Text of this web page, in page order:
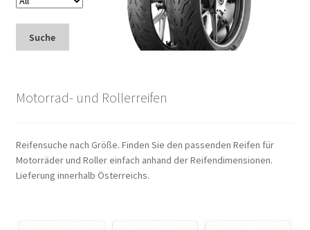
Suche
Motorrad- und Rollerreifen
Reifensuche nach Größe. Finden Sie den passenden Reifen für
Motorräder und Roller einfach anhand der Reifendimensionen.
Lieferung innerhalb Österreichs.